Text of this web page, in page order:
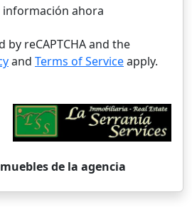
información ahora
by reCAPTCHA and the
and Terms of Serviceapply.
de la agencia